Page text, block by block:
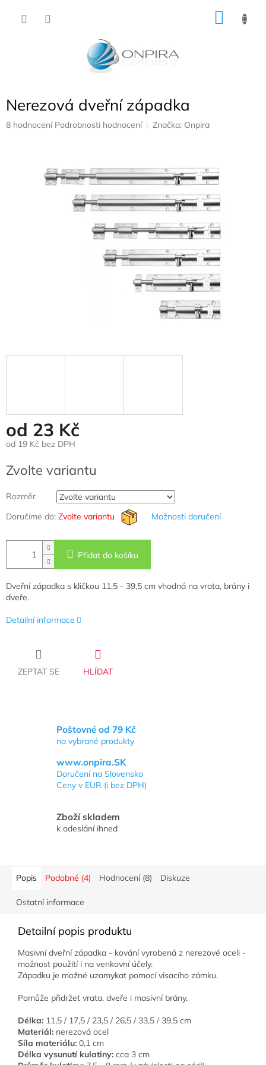
Nerezová dveřní západka
Průměrné
8 hodnocení Podrobnosti hodnocení Značka: Onpira
od 23 Kč
od 19 Kč bez DPH
cena:
Zvolte variantu
Rozměr
Doručíme do: Zvolte variantu Možnosti doručení
Přidat do košíku
Dveřní západka s kličkou 11,5 - 39,5 cm vhodná na vrata, brány i
dveře.
Detailní informace
ZEPTAT SE HLÍDAT
Poštovné od 79 Kč
na vybrané produkty
www.onpira.SK
Doručení na Slovensko
Ceny v EUR (i bez DPH)
Zboží skladem
k odeslání ihned
Popis Podobné (4) Hodnocení (8) Diskuze
Ostatní informace
Detailní popis produktu
Masivní dveřní západka - kování vyrobená z nerezové oceli -
možnost použití i na venkovní účely.
Západku je možné uzamykat pomocí visacího zámku.
Pomůže přidržet vrata, dveře i masivní brány.
Délka: 11,5 / 17,5 / 23,5 / 26,5 / 33,5 / 39,5 cm
Materiál: nerezová ocel
Síla materiálu: 0,1 cm
Délka vysunutí kulatiny: cca 3 cm